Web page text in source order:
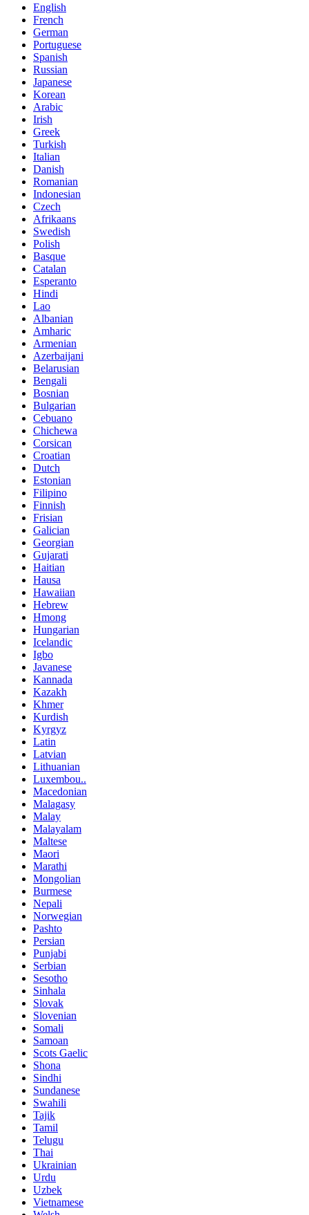
English
French
German
Portuguese
Spanish
Russian
Japanese
Korean
Arabic
Irish
Greek
Turkish
Italian
Danish
Romanian
Indonesian
Czech
Afrikaans
Swedish
Polish
Basque
Catalan
Esperanto
Hindi
Lao
Albanian
Amharic
Armenian
Azerbaijani
Belarusian
Bengali
Bosnian
Bulgarian
Cebuano
Chichewa
Corsican
Croatian
Dutch
Estonian
Filipino
Finnish
Frisian
Galician
Georgian
Gujarati
Haitian
Hausa
Hawaiian
Hebrew
Hmong
Hungarian
Icelandic
Igbo
Javanese
Kannada
Kazakh
Khmer
Kurdish
Kyrgyz
Latin
Latvian
Lithuanian
Luxembou..
Macedonian
Malagasy
Malay
Malayalam
Maltese
Maori
Marathi
Mongolian
Burmese
Nepali
Norwegian
Pashto
Persian
Punjabi
Serbian
Sesotho
Sinhala
Slovak
Slovenian
Somali
Samoan
Scots Gaelic
Shona
Sindhi
Sundanese
Swahili
Tajik
Tamil
Telugu
Thai
Ukrainian
Urdu
Uzbek
Vietnamese